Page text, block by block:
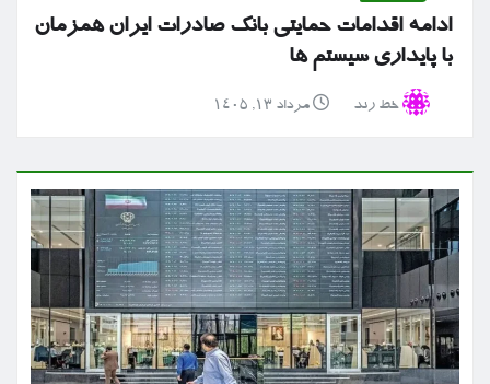
ادامه اقدامات حمایتی بانک صادرات ایران همزمان
با پایداری سیستم ها
خط رند مرداد ۱۳, ۱۴۰۵